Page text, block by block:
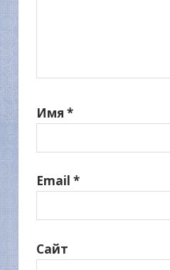
Имя *
Email *
Сайт